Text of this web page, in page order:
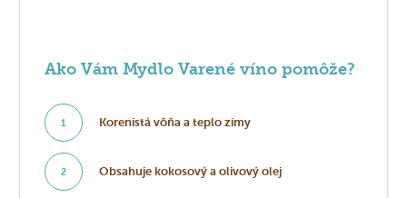
Ako Vám Mydlo Varené víno pomôže?
1 Korenistá vôňa a teplo zimy
2 Obsahuje kokosový a olivový olej